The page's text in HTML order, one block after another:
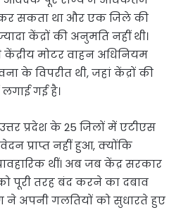
सकता था और एक जिले की
केंद्रों की अनुमति नहीं थी।
मोटर वाहन अधिनियम
के विपरीत थी, जहां केंद्रों की
गई है।
प्रदेश के 25 जिलों में एटीएस
प्राप्त नहीं हुआ, क्योंकि
थीं। अब जब केंद्र सरकार
तरह बंद करने का दबाव
ने अपनी गलतियों को सुधारते हुए